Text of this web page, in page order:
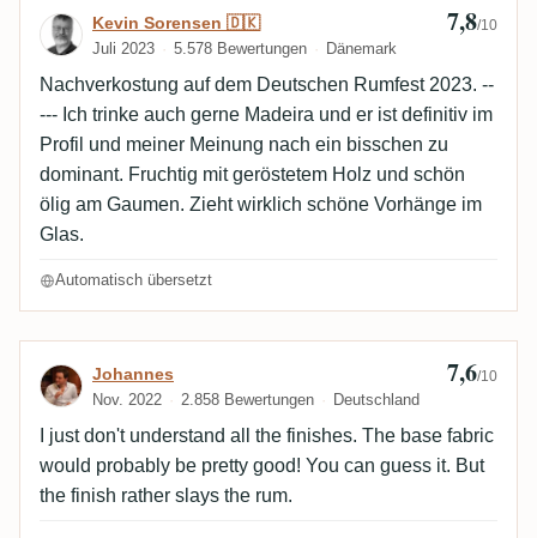
Bewertung von Kevin Sorensen 🇩🇰
Kevin Sorensen 🇩🇰
Juli 2023 5.578 Bewertungen Dänemark
7,8/10
Nachverkostung auf dem Deutschen Rumfest 2023. --
--- Ich trinke auch gerne Madeira und er ist definitiv im
Profil und meiner Meinung nach ein bisschen zu
dominant. Fruchtig mit geröstetem Holz und schön
ölig am Gaumen. Zieht wirklich schöne Vorhänge im
Glas.
Automatisch übersetzt
Bewertung von Johannes
Johannes
Nov. 2022 2.858 Bewertungen Deutschland
7,6/10
I just don't understand all the finishes. The base fabric
would probably be pretty good! You can guess it. But
the finish rather slays the rum.